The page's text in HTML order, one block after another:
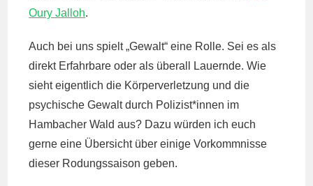
Oury Jalloh.
Auch bei uns spielt „Gewalt“ eine Rolle. Sei es als
direkt Erfahrbare oder als überall Lauernde. Wie
sieht eigentlich die Körperverletzung und die
psychische Gewalt durch Polizist*innen im
Hambacher Wald aus? Dazu würden ich euch
gerne eine Übersicht über einige Vorkommnisse
dieser Rodungssaison geben.